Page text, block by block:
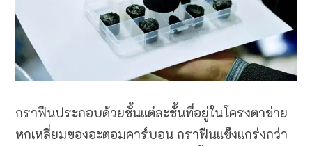
กราฟีนประกอบด้วยชั้นแต่ละชั้นที่อยู่ในโครงตาข่าย
หกเหลี่ยมของอะตอมคาร์บอน กราฟีนแข็งแกร่งกว่า